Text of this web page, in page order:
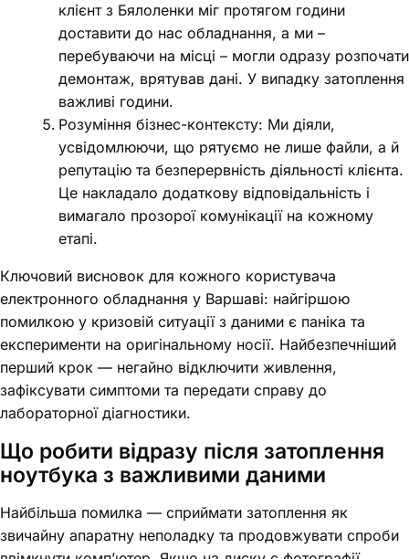
клієнт з Бялоленки міг протягом години
доставити до нас обладнання, а ми –
перебуваючи на місці – могли одразу розпочати
демонтаж, врятував дані. У випадку затоплення
важливі години.
Розуміння бізнес-контексту: Ми діяли,
усвідомлюючи, що рятуємо не лише файли, а й
репутацію та безперервність діяльності клієнта.
Це накладало додаткову відповідальність і
вимагало прозорої комунікації на кожному
етапі.
Ключовий висновок для кожного користувача
електронного обладнання у Варшаві: найгіршою
помилкою у кризовій ситуації з даними є паніка та
експерименти на оригінальному носії. Найбезпечніший
перший крок — негайно відключити живлення,
зафіксувати симптоми та передати справу до
лабораторної діагностики.
Що робити відразу після затоплення
ноутбука з важливими даними
Найбільша помилка — сприймати затоплення як
звичайну апаратну неполадку та продовжувати спроби